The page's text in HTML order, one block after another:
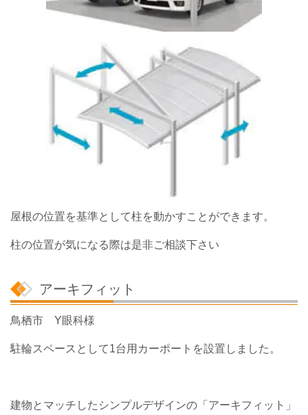
屋根の位置を基準として柱を動かすことができます。
柱の位置が気になる際は是非ご相談下さい
アーキフィット
鳥栖市 Y眼科様
駐輪スペースとして1台用カーポートを設置しました。
建物とマッチしたシンプルデザインの「アーキフィット」